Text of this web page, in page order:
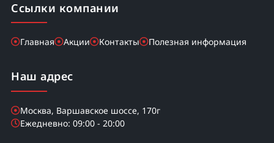
Замена жидкости ГУР
Замена насоса гидроусилителя 1500
Ссылки компании
Главная Акции Контакты Полезная информация
Наш адрес
Москва, Варшавское шоссе, 170г
Ежедневно: 09:00 - 20:00